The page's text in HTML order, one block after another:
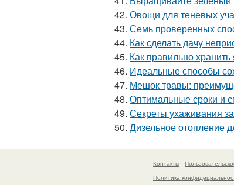
42. Овощи для теневых
43. Семь проверенных
44. Как сделать дачу
45. Как правильно
46. Идеальные способы
47. Мешок травы:
48. Оптимальные сроки и
49. Секреты ухаживания
50. Дизельное отопление
Контакты
Политика